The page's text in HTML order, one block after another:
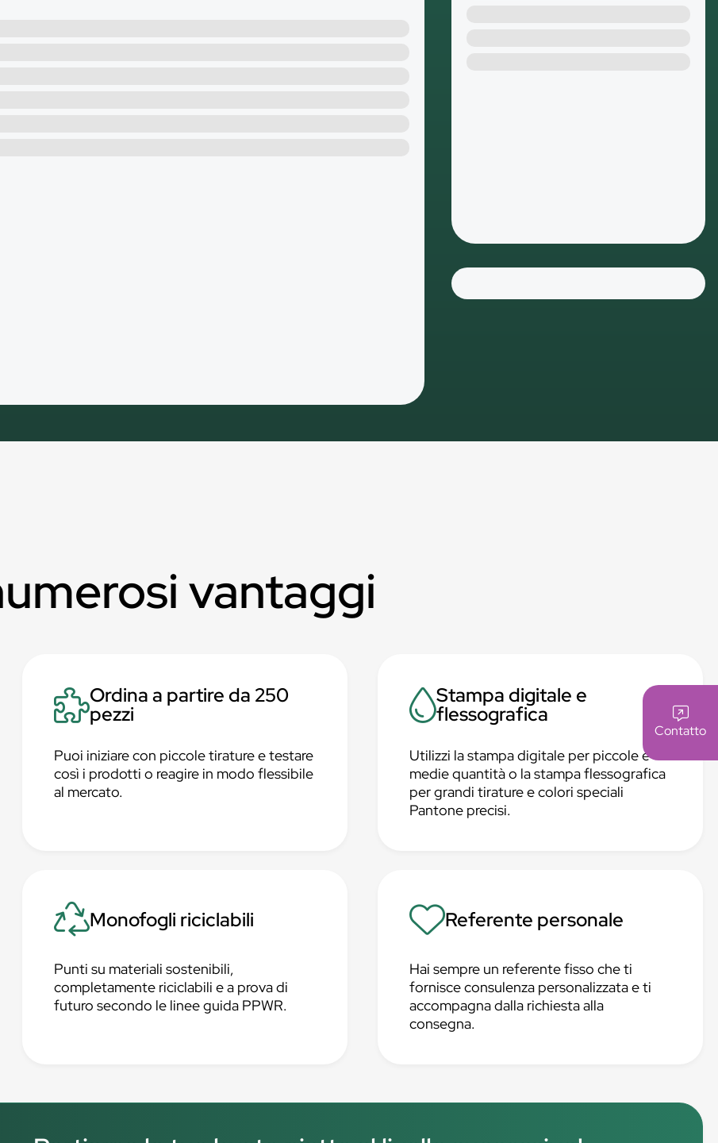
Contatto
vantaggi
Ordina a partire da 250
pezzi
Puoi iniziare con piccole tirature e testare
così i prodotti o reagire in modo flessibile
al mercato.
Stampa digitale e
flessografica
Utilizzi la stampa digitale per piccole e
medie quantità o la stampa flessografica
per grandi tirature e colori speciali
Pantone precisi.
Monofogli riciclabili
Punti su materiali sostenibili,
completamente riciclabili e a prova di
futuro secondo le linee guida PPWR.
Referente personale
Hai sempre un referente fisso che ti
fornisce consulenza personalizzata e ti
accompagna dalla richiesta alla
consegna.